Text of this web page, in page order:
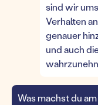
sind wir
Verhalten
genauer
und auch
Was machst du